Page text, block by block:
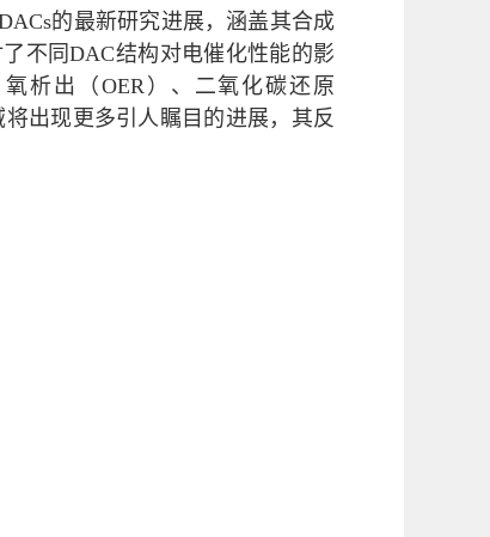
的最新研究进展，涵盖其合成
不同DAC结构对电催化性能的影
析出（OER）、二氧化碳还原
出现更多引人瞩目的进展，其反